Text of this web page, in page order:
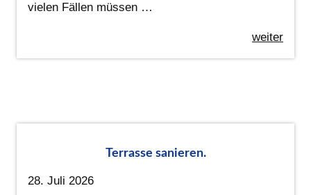
vielen Fällen müssen …
weiter
Terrasse sanieren.
28. Juli 2026